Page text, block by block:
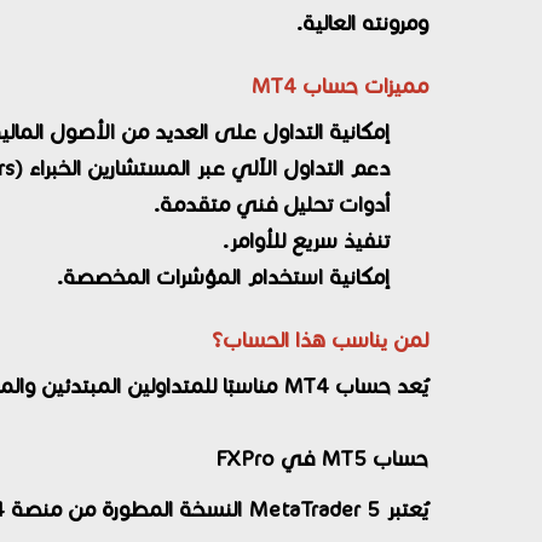
ومرونته العالية.
مميزات حساب MT4
إمكانية التداول على العديد من الأصول
دعم التداول الآلي عبر المستشارين الخبراء (Expert Advisors).
أدوات تحليل فني متقدمة.
تنفيذ سريع للأوامر.
إمكانية استخدام المؤشرات المخصصة.
لمن يناسب هذا الحساب؟
يُعد حساب MT4 مناسبًا للمتداولين المبتدئين والمتوسطين والمحترفين الذين يفضلون منصة التداول التقليدية الأشهر عالميًا.
حساب MT5 في FXPro
يُعتبر MetaTrader 5 النسخة المطورة من منصة MT4، حيث يوفر أدوات إضافية وتحسينات تقنية تساعد على تطوير تجربة التداول.